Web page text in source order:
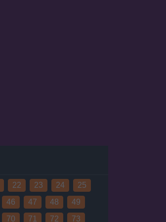
22 23 24
25
46 47 48
49
70 71 72
73